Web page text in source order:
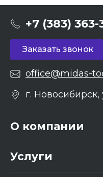
+7 (383)
Заказать звонок
office@midas-
г.
О компании
Услуги